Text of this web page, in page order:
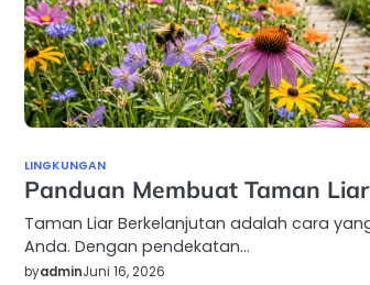
LINGKUNGAN
Panduan Membuat Taman
Taman Liar Berkelanjutan adalah cara
Anda. Dengan pendekatan…
byadminJuni 16, 2026